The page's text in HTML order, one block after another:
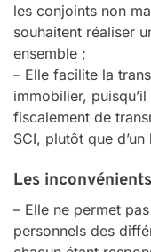
les conjoints non
souhaitent réaliser
ensemble ;
– Elle facilite la
immobilier,
fiscalement de
SCI, plutôt que
Les
– Elle ne permet
personnels des